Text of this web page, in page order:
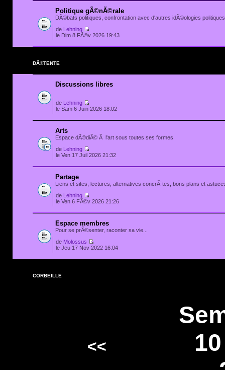
Politique gÃ©nÃ©rale
DÃ©bats politiques, confrontation avec d'autres idÃ©ologies
de
Lehning
le Dim 8 FÃ©v 2026 19:43
DÃ©TENTE
Discussions libres
de
Lehning
le Sam 6 Juin 2026 18:02
Arts
Espace dÃ©diÃ© Ã l'art sous toutes ses formes
de
Lehning
le Ven 17 Juil 2026 21:32
Partage
Liens et sites, lectures, alternatives concrÃ¨tes, bons plans et
de
Lehning
le Ven 6 FÃ©v 2026 21:26
Espace membres
Pour se prÃ©senter, raconter sa vie...
de Molossus
le Jeu 17 Nov 2022 16:04
CORBEILLE
<<